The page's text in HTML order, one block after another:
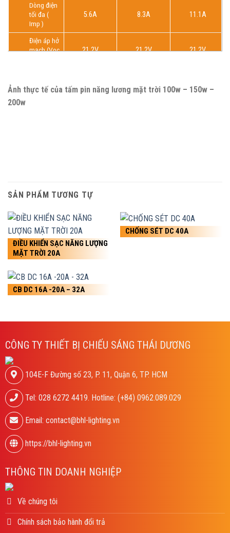
Dòng điện
tối đa (
Imp )
5.6A 8.3A 11.1A
Điện áp hở
mạch (Voc
21.2V 21.2V 21.2V
ngắn
mạch ( Isc
6.7A 10A 13.3A
Ảnh thực tế của tấm pin năng lương mặt trời 100w – 150w –
200w
SẢN PHẨM TƯƠNG TỰ
ĐIỀU KHIỂN SẠC NĂNG LƯỢNG
MẶT TRỜI 20A
CHỐNG SÉT DC 40A
CB DC 16A -20A – 32A
CÔNG TY THIẾT BỊ CHIẾU SÁNG THÁI DƯƠNG
104E-F Đường số 23, P. 11, Quận 6, TP. HCM
Tel: 028 6272 4419. Hotline: (+84) 0962.089.029
Email: contact@bhl-lighting.vn
https://bhl-lighting.vn
THÔNG TIN DOANH NGHIỆP
Về chúng tôi
Chính sách bảo hành đổi trả